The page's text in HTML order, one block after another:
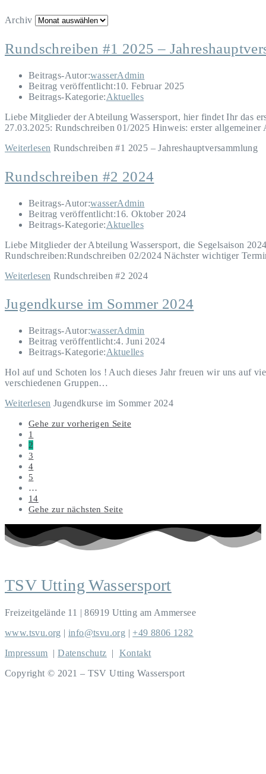
Archiv
Rundschreiben #1 2025 –
Beitrags-Autor:wasserAdmin
Beitrag veröffentlicht:10. Februar 2025
Beitrags-Kategorie:Aktuelles
Liebe Mitglieder der Abteilung Wassersport, hier findet Ihr das
27.03.2025: Rundschreiben 01/2025 Hinweis: erster
Weiterlesen Rundschreiben #1 2025 – Jahreshauptversammlung
Rundschreiben #2 2024
Beitrags-Autor:wasserAdmin
Beitrag veröffentlicht:16. Oktober 2024
Beitrags-Kategorie:Aktuelles
Liebe Mitglieder der Abteilung Wassersport, die Segelsaison
Rundschreiben:Rundschreiben 02/2024 Nächster wichtiger
Weiterlesen Rundschreiben #2 2024
Jugendkurse im Sommer 2024
Beitrags-Autor:wasserAdmin
Beitrag veröffentlicht:4. Juni 2024
Beitrags-Kategorie:Aktuelles
Hol auf und Schoten los ! Auch dieses Jahr freuen wir uns auf
verschiedenen Gruppen…
Weiterlesen Jugendkurse im Sommer 2024
Gehe zur vorherigen Seite
1
2
3
4
5
…
14
Gehe zur nächsten Seite
TSV Utting Wassersport
Freizeitgelände 11 | 86919 Utting am Ammersee
www.tsvu.org |info@tsvu.org | +49 8806 1282
Impressum |Datenschutz | Kontakt
Copyright © 2021 – TSV Utting Wassersport